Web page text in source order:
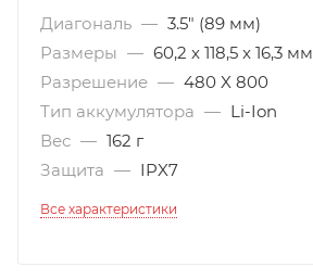
Диагональ — 3.5" (89 мм)
Размеры — 60,2 x 118,5 x 16,3 мм
Разрешение — 480 X 800
Тип аккумулятора — Li-Ion
Вес — 162 г
Защита — IPX7
Все характеристики